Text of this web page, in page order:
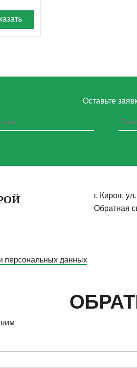
Оставьте
г. Киров,
Обратная
персональных данных